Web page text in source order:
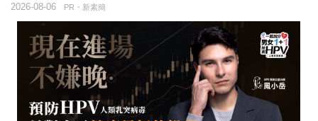
PR・新素簡
2026-08-06